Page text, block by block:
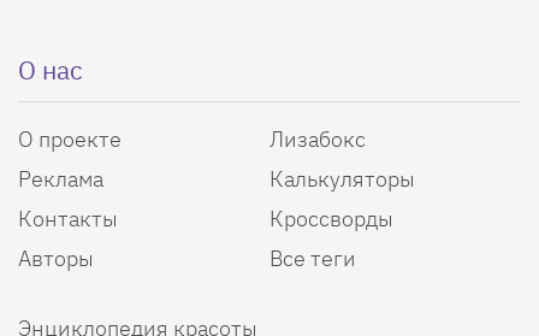
О нас
О проекте
Реклама
Контакты
Авторы
Лизабокс
Калькуляторы
Кроссворды
Все теги
Энциклопедия красоты